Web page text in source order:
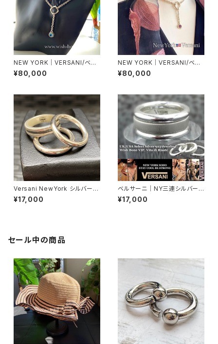
NEW YORK｜VERSANI/ベル
サーニ｜シルバー925＆ジェム
ストーン ・ロザリオ Vネックレス
¥80,000
NEW YORK｜VERSANI/ベル
サーニ｜シルバー925＆ジェム
ストーン ・ロザリオ Vネックレス
¥80,000
Versani NewYork シルバー9
25 三連リング ベルサーニNY
ブラックライン トリプルバンド 三
¥17,000
ベルサーニ｜NY三連シルバーリ
ング【13～26号】VERSANI NE
WYORK プレーンマット つや消
¥17,000
セール中の商品